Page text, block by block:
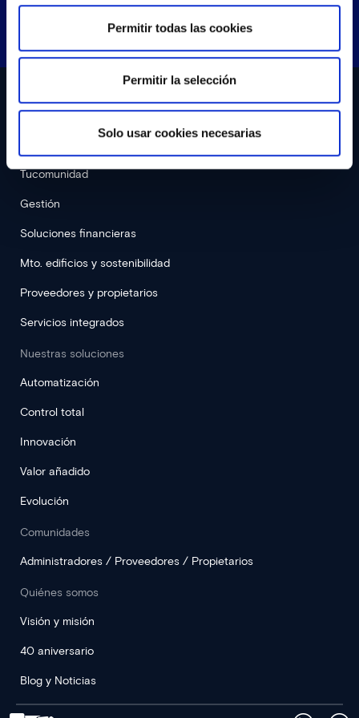
Permitir todas las cookies
Permitir la selección
Solo usar cookies necesarias
Digitalizar tu despacho
Tucomunidad
Gestión
Soluciones financieras
Mto. edificios y sostenibilidad
Proveedores y propietarios
Servicios integrados
Nuestras soluciones
Automatización
Control total
Innovación
Valor añadido
Evolución
Comunidades
Administradores / Proveedores / Propietarios
Quiénes somos
Visión y misión
40 aniversario
Blog y Noticias